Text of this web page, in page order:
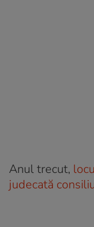
Anul trecut,
judecată